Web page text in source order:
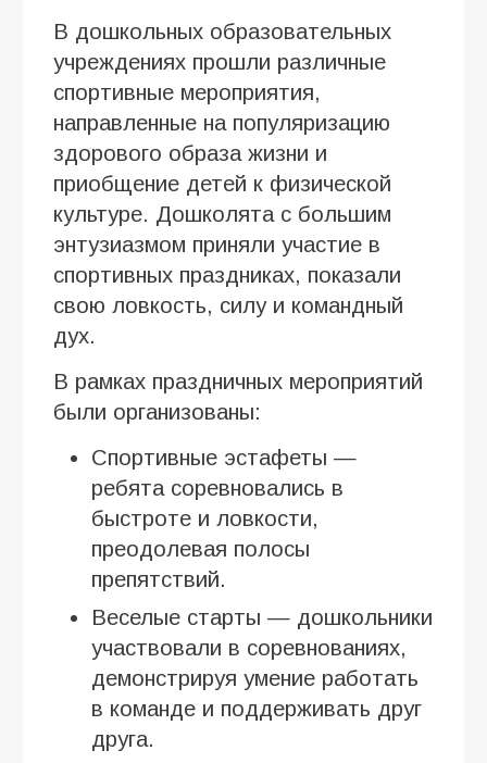
В дошкольных образовательных
учреждениях прошли различные
спортивные мероприятия,
направленные на популяризацию
здорового образа жизни и
приобщение детей к физической
культуре. Дошколята с большим
энтузиазмом приняли участие в
спортивных праздниках, показали
свою ловкость, силу и командный
дух.
В рамках праздничных мероприятий
были организованы:
Спортивные эстафеты —
ребята соревновались в
быстроте и ловкости,
преодолевая полосы
препятствий.
Веселые старты — дошкольники
участвовали в соревнованиях,
демонстрируя умение работать
в команде и поддерживать друг
друга.